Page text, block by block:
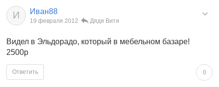
И Иван88
19 февраля 2012 Дядя Витя
Видел в Эльдорадо, который в мебельном базаре!
2500р
0
Ответить